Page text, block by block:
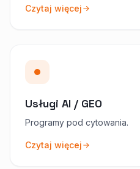
Czytaj więcej
Usługi AI / GEO
Programy pod cytowania.
Czytaj więcej